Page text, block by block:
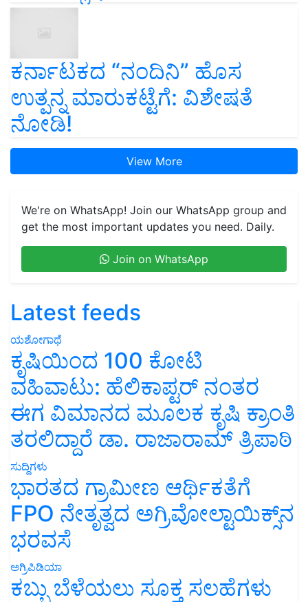
ಕರ್ನಾಟಕದ “ನಂದಿನಿ” ಹೊಸ
ಉತ್ಪನ್ನ ಮಾರುಕಟ್ಟೆಗೆ: ವಿಶೇಷತೆ
ನೋಡಿ!
View More
We're on WhatsApp! Join our WhatsApp group and
get the most important updates you need. Daily.
Join on WhatsApp
Latest feeds
ಯಶೋಗಾಥೆ
ಕೃಷಿಯಿಂದ 100 ಕೋಟಿ
ವಹಿವಾಟು: ಹೆಲಿಕಾಪ್ಟರ್ ನಂತರ
ಈಗ ವಿಮಾನದ ಮೂಲಕ ಕೃಷಿ ಕ್ರಾಂತಿ
ತರಲಿದ್ದಾರೆ ಡಾ. ರಾಜಾರಾಮ್ ತ್ರಿಪಾಠಿ
ಸುದ್ದಿಗಳು
ಭಾರತದ ಗ್ರಾಮೀಣ ಆರ್ಥಿಕತೆಗೆ
FPO ನೇತೃತ್ವದ ಅಗ್ರಿವೋಲ್ಟಾಯಿಕ್ಸ್‌ನ
ಭರವಸೆ
ಅಗ್ರಿಪಿಡಿಯಾ
ಕಬ್ಬು ಬೆಳೆಯಲು ಸೂಕ್ತ ಸಲಹೆಗಳು